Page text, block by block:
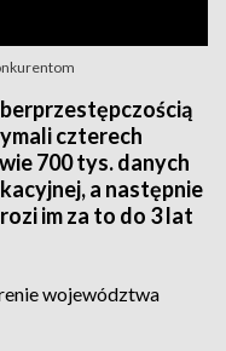
czterech
700 tys. danych
a następnie
im za to do 3 lat
województwa